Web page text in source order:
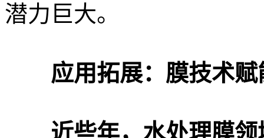
潜力巨大。
应用拓展：膜技术
近些年，水处理膜